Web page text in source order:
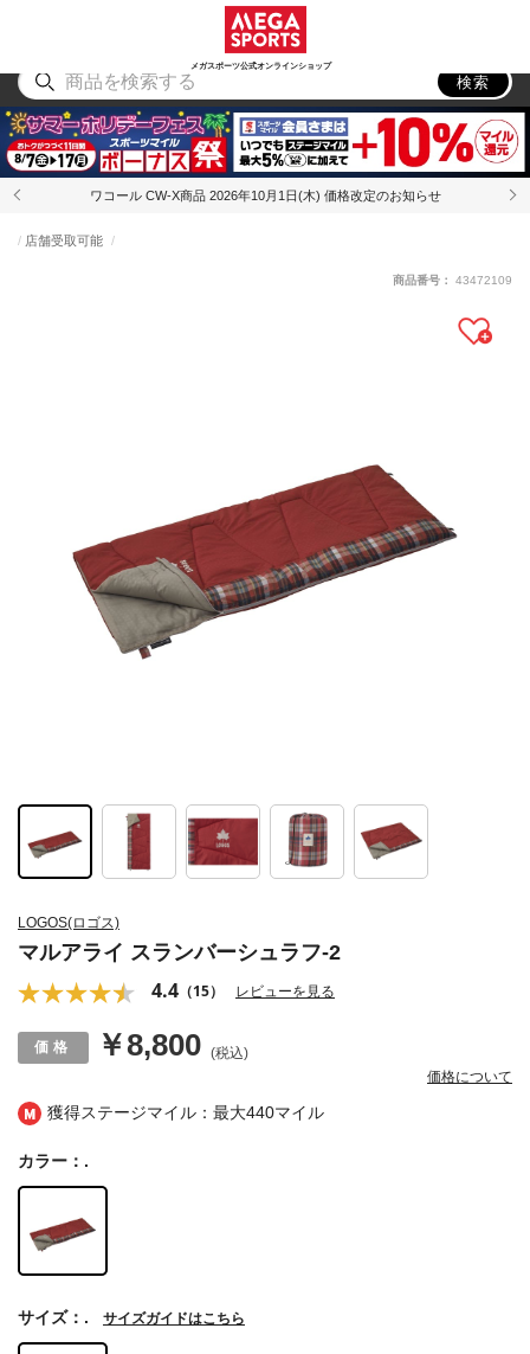
メガスポーツ公式オンラインショップ
アウトドア
検索
ワコール CW-X商品 2026年10月1日(木) 価格改定のお知らせ
獲得ステージマイル：最大440マイル
LOGOS(ロゴス)
マルアライ スランバーシュラフ-2
4.4 （15） レビューを見る
店舗受取可能
￥8,800 (税込)
価格について
商品番号： 43472109
カラー：.
サイズ：. サイズガイドはこちら